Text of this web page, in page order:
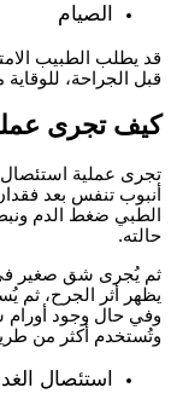
الصيام
قد يطلب الطبيب
قبل الجراحة،
كيف تجرى
تجرى عملية استئصال
أنبوب تنفس بعد
الطبي ضغط الدم
حالته.
ثم يُجرى شق صغير في
يظهر أثر الجرح، ثم
وفي حال وجود أورام
وتُستخدم أكثر من
استئصال